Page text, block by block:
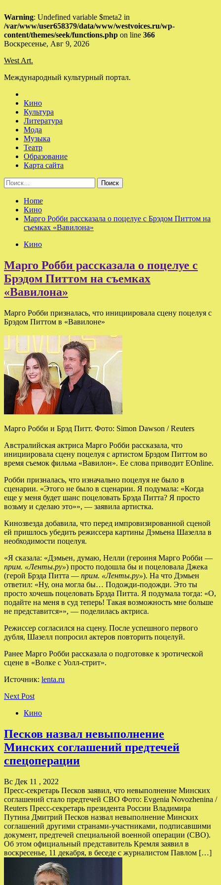
Warning: Undefined variable $meta2 in
/var/www/user658379/data/www/westvoices.ru/wp-
content/themes/seek/functions.php on line 366
Skip
content
Воскресенье, Авг 9, 2026
West Art.
Международный культурный портал.
Кино
Культура
Литература
Мода
Музыка
Театр
Образование
Карта сайта
Найти:
Home
Кино
Марго Робби рассказала о поцелуе с Брэдом Питтом на
съемках «Вавилона»
Кино
Марго Робби рассказала о поцелуе с
Брэдом Питтом на съемках
«Вавилона»
Марго Робби призналась, что инициировала сцену поцелуя с
Брэдом Питтом в «Вавилоне»
Марго Робби и Брэд Питт. Фото: Simon Dawson / Reuters
Австралийская актриса Марго Робби рассказала, что
инициировала сцену поцелуя с артистом Брэдом Питтом во
время съемок фильма «Вавилон». Ее слова приводит EOnline.
Робби призналась, что изначально поцелуя не было в
сценарии. «Этого не было в сценарии. Я подумала: «Когда
еще у меня будет шанс поцеловать Брэда Питта? Я просто
возьму и сделаю это»», — заявила артистка.
Кинозвезда добавила, что перед импровизированной сценой
ей пришлось убедить режиссера картины Дэмьена Шазелла в
необходимости поцелуя.
«Я сказала: «Дэмьен, думаю, Нелли (героиня Марго Робби —
прим. «Ленты.ру») просто подошла бы и поцеловала Джека
(герой Брэда Питта — прим. «Ленты.ру»). На что Дэмьен
ответил: «Ну, она могла бы… Подожди-подожди. Это ты
просто хочешь поцеловать Брэда Питта. Я подумала тогда: «О,
подайте на меня в суд теперь! Такая возможность мне больше
не представится»», — поделилась актриса.
Режиссер согласился на сцену. После успешного первого
дубля, Шазелл попросил актеров повторить поцелуй.
Ранее Марго Робби рассказала о подготовке к эротической
сцене в «Волке с Уолл-стрит».
Источник: lenta.ru
Next Post
Кино
Песков назвал невыполнение
Минских соглашений предтечей
спецоперации
Вс Дек 11 , 2022
Пресс-секретарь Песков заявил, что невыполнение Минских
соглашений стало предтечей СВО Фото: Evgenia Novozhenina /
Reuters Пресс-секретарь президента России Владимира
Путина Дмитрий Песков назвал невыполнение Минских
соглашений другими странами-участниками, подписавшими
документ, предтечей специальной военной операции (СВО).
Об этом официальный представитель Кремля заявил в
воскресенье, 11 декабря, в беседе с журналистом Павлом […]